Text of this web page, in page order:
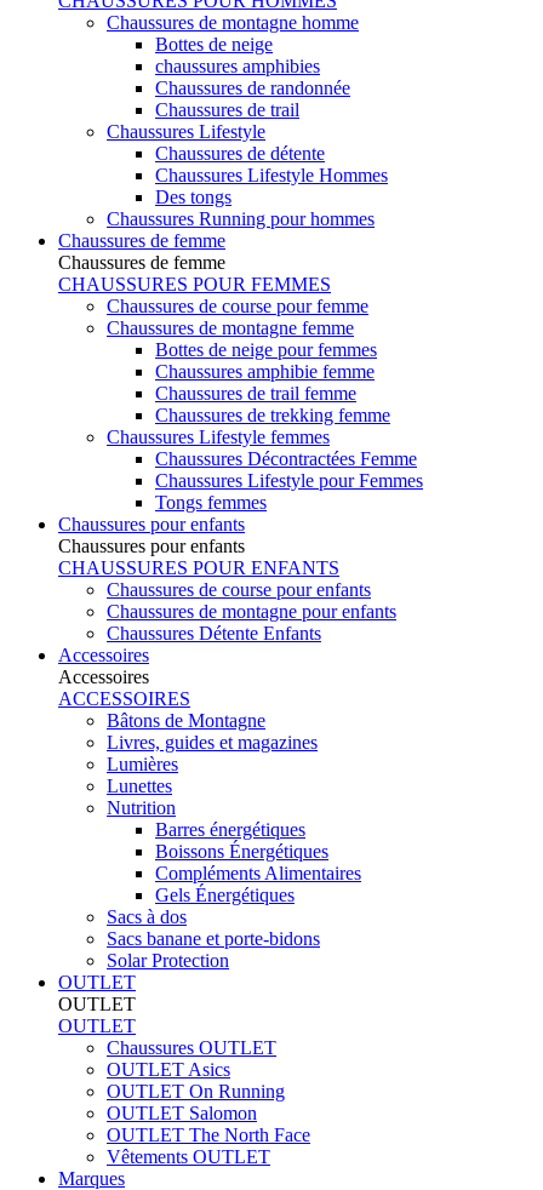
Chaussures de montagne homme
Bottes de neige
chaussures amphibies
Chaussures de randonnée
Chaussures de trail
Chaussures Lifestyle
Chaussures de détente
Chaussures Lifestyle Hommes
Des tongs
Chaussures Running pour hommes
Chaussures de femme
Chaussures de femme
CHAUSSURES POUR FEMMES
Chaussures de course pour femme
Chaussures de montagne femme
Bottes de neige pour femmes
Chaussures amphibie femme
Chaussures de trail femme
Chaussures de trekking femme
Chaussures Lifestyle femmes
Chaussures Décontractées Femme
Chaussures Lifestyle pour Femmes
Tongs femmes
Chaussures pour enfants
Chaussures pour enfants
CHAUSSURES POUR ENFANTS
Chaussures de course pour enfants
Chaussures de montagne pour enfants
Chaussures Détente Enfants
Accessoires
Accessoires
ACCESSOIRES
Bâtons de Montagne
Livres, guides et magazines
Lumières
Lunettes
Nutrition
Barres énergétiques
Boissons Énergétiques
Compléments Alimentaires
Gels Énergétiques
Sacs à dos
Sacs banane et porte-bidons
Solar Protection
OUTLET
OUTLET
OUTLET
Chaussures OUTLET
OUTLET Asics
OUTLET On Running
OUTLET Salomon
OUTLET The North Face
Vêtements OUTLET
Marques